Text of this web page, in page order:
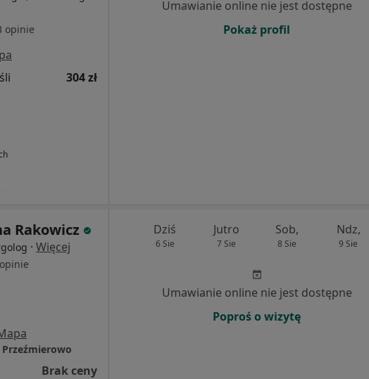
opinie
304 zł
Umawianie online nie jest dostępne
Pokaż profil
Rakowicz
· Więcej
Brak ceny
Dziś
6 Sie
Jutro
7 Sie
Sob,
8 Sie
Ndz,
9 Sie
Umawianie online nie jest dostępne
Poproś o wizytę